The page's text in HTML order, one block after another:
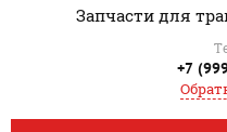
‎Запчасти для
+7